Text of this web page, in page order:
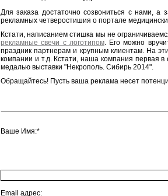
Для заказа достаточно созвониться с нами,
рекламных четверостишия о портале
Кстати, написанием стишка мы не
рекламные свечи с логотипом. Его можно
праздник партнерам и крупным клиентам. На
компании и т.д. Кстати, наша компания первая
медалью выставки "Некрополь. Сибирь 2014".
Обращайтесь! Пусть ваша реклама несет
Ваше Имя:*
Email адрес: